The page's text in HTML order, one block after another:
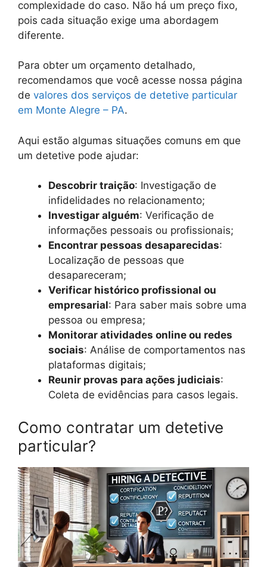
complexidade do caso. Não há um preço fixo,
pois cada situação exige uma abordagem
diferente.
Para obter um orçamento detalhado,
recomendamos que você acesse nossa página
de valores dos serviços de detetive particular
em Monte Alegre – PA.
Aqui estão algumas situações comuns em que
um detetive pode ajudar:
Descobrir traição: Investigação de
infidelidades no relacionamento;
Investigar alguém: Verificação de
informações pessoais ou profissionais;
Encontrar pessoas desaparecidas:
Localização de pessoas que
desapareceram;
Verificar histórico profissional ou
empresarial: Para saber mais sobre uma
pessoa ou empresa;
Monitorar atividades online ou redes
sociais: Análise de comportamentos nas
plataformas digitais;
Reunir provas para ações judiciais:
Coleta de evidências para casos legais.
Como contratar um detetive
particular?